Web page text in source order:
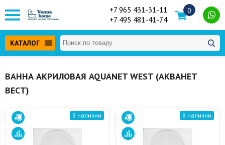
+7 965 431-31-11
+7 495 481-41-74
0
КАТАЛОГ
ВАННА АКРИЛОВАЯ AQUANET WEST (АКВАНЕТ
ВЕСТ)
В наличии В наличии